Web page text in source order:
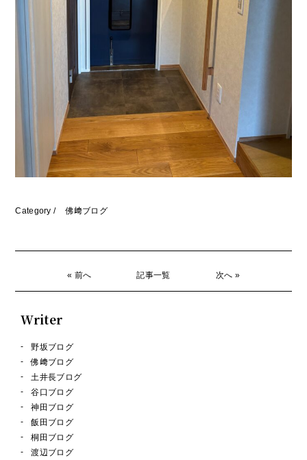
Category / 佛﨑ブログ
« 前へ 記事一覧 次へ »
Writer
野坂ブログ
佛﨑ブログ
土井長ブログ
谷口ブログ
神田ブログ
飯田ブログ
桐田ブログ
渡辺ブログ